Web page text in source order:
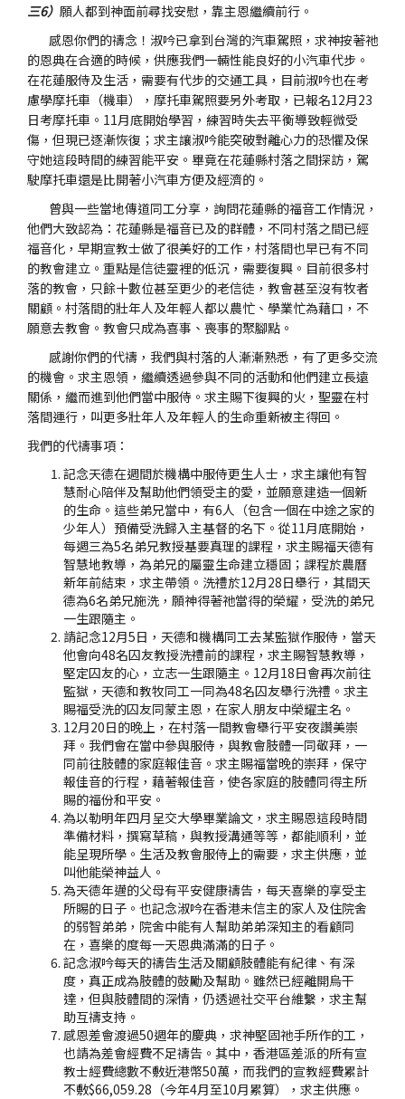
三6） 願人都到神面前尋找安慰，靠主恩繼續前行。
感恩你們的禱念！淑吟已拿到台灣的汽車駕照，求神按著祂
的恩典在合適的時候，供應我們一輛性能良好的小汽車代步。
在花蓮服侍及生活，需要有代步的交通工具，目前淑吟也在考
慮學摩托車（機車），摩托車駕照要另外考取，已報名12月23
日考摩托車。11月底開始學習，練習時失去平衡導致輕微受
傷，但現已逐漸恢復；求主讓淑吟能突破對離心力的恐懼及保
守她這段時間的練習能平安。畢竟在花蓮縣村落之間探訪，駕
駛摩托車還是比開著小汽車方便及經濟的。
曾與一些當地傳道同工分享，詢問花蓮縣的福音工作情況，
他們大致認為：花蓮縣是福音已及的群體，不同村落之間已經
福音化，早期宣教士做了很美好的工作，村落間也早已有不同
的教會建立。重點是信徒靈裡的低沉，需要復興。目前很多村
落的教會，只餘十數位甚至更少的老信徒，教會甚至沒有牧者
關顧。村落間的壯年人及年輕人都以農忙、學業忙為藉口，不
願意去教會。教會只成為喜事、喪事的聚腳點。
感謝你們的代禱，我們與村落的人漸漸熟悉，有了更多交流
的機會。求主恩領，繼續透過參與不同的活動和他們建立長遠
關係，繼而進到他們當中服侍。求主賜下復興的火，聖靈在村
落間運行，叫更多壯年人及年輕人的生命重新被主得回。
我們的代禱事項：
記念天德在週間於機構中服侍更生人士，求主讓他有智
慧耐心陪伴及幫助他們領受主的愛，並願意建造一個新
的生命。這些弟兄當中，有6人（包含一個在中途之家的
少年人）預備受洗歸入主基督的名下。從11月底開始，
每週三為5名弟兄教授基要真理的課程，求主賜福天德有
智慧地教導，為弟兄的屬靈生命建立穩固；課程於農曆
新年前結束，求主帶領。洗禮於12月28日舉行，其間天
德為6名弟兄施洗，願神得著祂當得的榮耀，受洗的弟兄
一生跟隨主。
請記念12月5日，天德和機構同工去某監獄作服侍，當天
他會向48名囚友教授洗禮前的課程，求主賜智慧教導，
堅定囚友的心，立志一生跟隨主。12月18日會再次前往
監獄，天德和教牧同工一同為48名囚友舉行洗禮。求主
賜福受洗的囚友同蒙主恩，在家人朋友中榮耀主名。
12月20日的晚上，在村落一間教會舉行平安夜讚美崇
拜。我們會在當中參與服侍，與教會肢體一同敬拜，一
同前往肢體的家庭報佳音。求主賜福當晚的崇拜，保守
報佳音的行程，藉著報佳音，使各家庭的肢體同得主所
賜的福份和平安。
為以勒明年四月呈交大學畢業論文，求主賜恩這段時間
準備材料，撰寫草稿，與教授溝通等等，都能順利，並
能呈現所學。生活及教會服侍上的需要，求主供應，並
叫他能榮神益人。
為天德年邁的父母有平安健康禱告，每天喜樂的享受主
所賜的日子。也記念淑吟在香港未信主的家人及住院舍
的弱智弟弟，院舍中能有人幫助弟弟深知主的看顧同
在，喜樂的度每一天恩典滿滿的日子。
記念淑吟每天的禱告生活及關顧肢體能有紀律、有深
度，真正成為肢體的鼓勵及幫助。雖然已經離開烏干
達，但與肢體間的深情，仍透過社交平台維繫，求主幫
助互禱支持。
感恩差會渡過50週年的慶典，求神堅固祂手所作的工，
也請為差會經費不足禱告。其中，香港區差派的所有宣
教士經費總數不敷近港幣50萬，而我們的宣教經費累計
不敷$66,059.28（今年4月至10月累算），求主供應。